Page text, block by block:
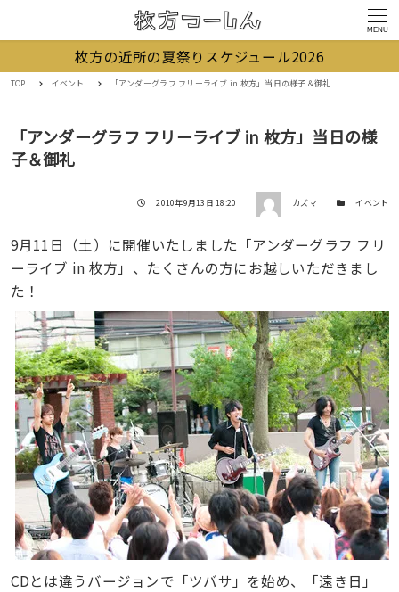
MENU
枚方の近所の夏祭りスケジュール2026
TOP イベント 「アンダーグラフ フリーライブ in 枚方」当日の様子＆御礼
「アンダーグラフ フリーライブ in 枚方」当日の様
子＆御礼
投稿日
2010年9月13日 18:20 著者 カズマ カテゴリー
イベント
9月11日（土）に開催いたしました「アンダーグラフ フリ
ーライブ in 枚方」、たくさんの方にお越しいただきまし
た！
CDとは違うバージョンで「ツバサ」を始め、「遠き日」